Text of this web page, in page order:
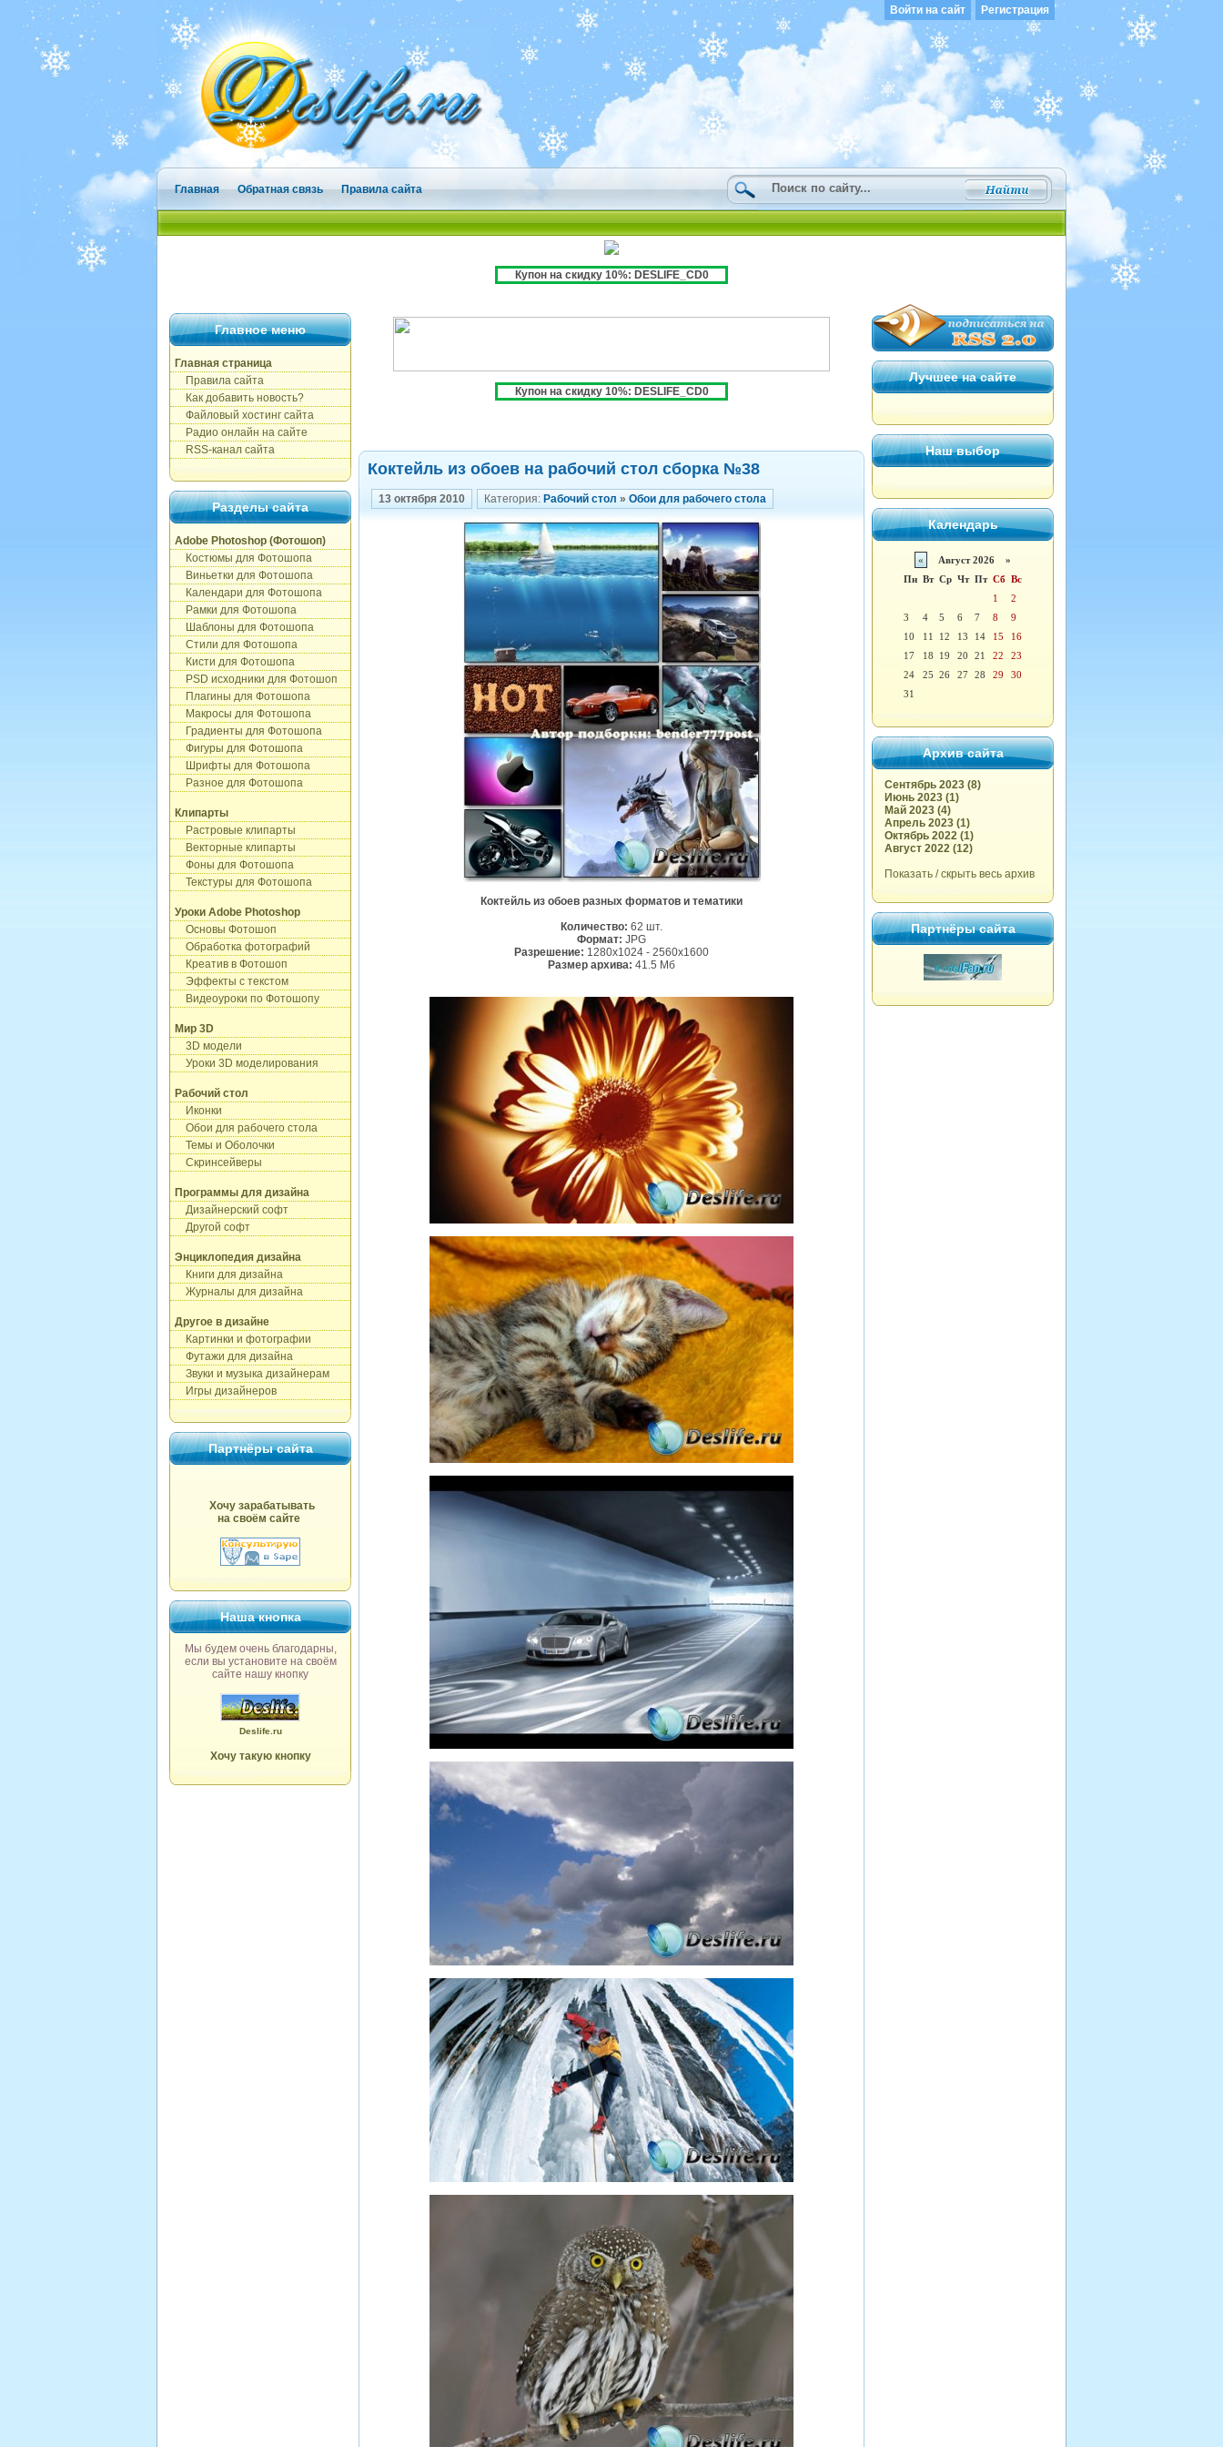
Войти на сайт Регистрация
Главная Обратная связь Правила сайта
Купон на скидку 10%: DESLIFE_CD0
Главное меню
Главная страница
Правила сайта
Как добавить новость?
Файловый хостинг сайта
Радио онлайн на сайте
RSS-канал сайта
Разделы сайта
Adobe Photoshop (Фотошоп)
Костюмы для Фотошопа
Виньетки для Фотошопа
Календари для Фотошопа
Рамки для Фотошопа
Шаблоны для Фотошопа
Стили для Фотошопа
Кисти для Фотошопа
PSD исходники для Фотошоп
Плагины для Фотошопа
Макросы для Фотошопа
Градиенты для Фотошопа
Фигуры для Фотошопа
Шрифты для Фотошопа
Разное для Фотошопа
Клипарты
Растровые клипарты
Векторные клипарты
Фоны для Фотошопа
Текстуры для Фотошопа
Уроки Adobe Photoshop
Основы Фотошоп
Обработка фотографий
Креатив в Фотошоп
Эффекты с текстом
Видеоуроки по Фотошопу
Мир 3D
3D модели
Уроки 3D моделирования
Рабочий стол
Иконки
Обои для рабочего стола
Темы и Оболочки
Скринсейверы
Программы для дизайна
Дизайнерский софт
Другой софт
Энциклопедия дизайна
Книги для дизайна
Журналы для дизайна
Другое в дизайне
Картинки и фотографии
Футажи для дизайна
Звуки и музыка дизайнерам
Игры дизайнеров
Партнёры сайта
Хочу зарабатывать
на своём сайте
Наша кнопка
Мы будем очень благодарны,
если вы установите на своём
сайте нашу кнопку
Deslife.ru
Хочу такую кнопку
Купон на скидку 10%: DESLIFE_CD0
Коктейль из обоев на рабочий стол сборка №38
13 октября 2010 Категория: Рабочий стол » Обои для рабочего стола
Коктейль из обоев разных форматов и тематики
Количество: 62 шт.
Формат: JPG
Разрешение: 1280x1024 - 2560x1600
Размер архива: 41.5 Мб
Лучшее на сайте
Наш выбор
Календарь
«
Август 2026 »
Пн Вт Ср Чт Пт Сб Вс
1
2
3
4 5 6 7 8
9
10
11 12 13 14 15
16
17
18 19 20 21 22
23
24
25 26 27 28 29
30
31
Архив сайта
Сентябрь 2023 (8)
Июнь 2023 (1)
Май 2023 (4)
Апрель 2023 (1)
Октябрь 2022 (1)
Август 2022 (12)
Показать / скрыть весь архив
Партнёры сайта